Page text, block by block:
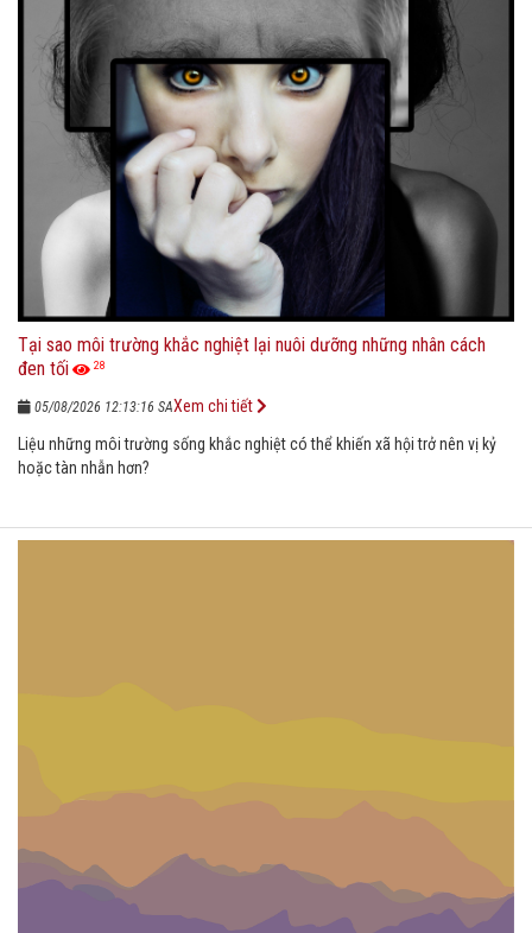
Tại sao môi trường khắc nghiệt lại nuôi dưỡng những nhân cách
đen tối
28
05/08/2026 12:13:16 SA
Liệu những môi trường sống khắc nghiệt có thể khiến xã hội trở nên vị kỷ
hoặc tàn nhẫn hơn?
Xem chi tiết